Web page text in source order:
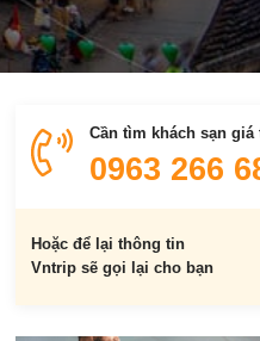
Cần tìm khách sạn giá
0963 266
Hoặc để lại thông tin
Vntrip sẽ gọi lại cho bạn